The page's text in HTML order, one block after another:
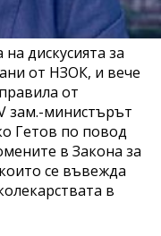
дискусията за
от НЗОК, и вече
от
зам.-министърът
Гетов по повод
в Закона за
се въвежда
в